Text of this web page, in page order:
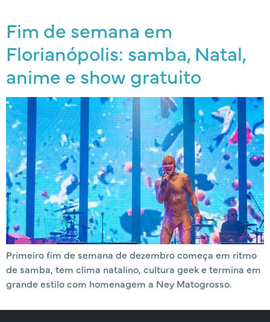
Fim de semana em
Florianópolis: samba, Natal,
anime e show gratuito
Primeiro fim de semana de dezembro começa em ritmo
de samba, tem clima natalino, cultura geek e termina em
grande estilo com homenagem a Ney Matogrosso.